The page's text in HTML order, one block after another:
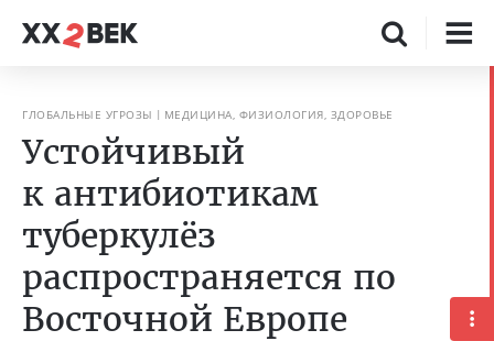
ГЛОБАЛЬНЫЕ УГРОЗЫ МЕДИЦИНА, ФИЗИОЛОГИЯ, ЗДОРОВЬЕ
Устойчивый
к антибиотикам
туберкулёз
распространяется по
Восточной Европе